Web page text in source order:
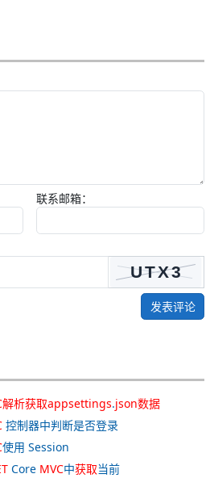
联系邮箱：
发表评论
解析获取appsettings.json数据
控制器中判断是否登录
使用 Session
Core MVC中获取当前